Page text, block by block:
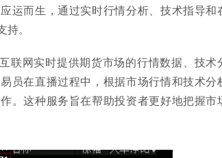
运而生，通过实时行情分析、技术指导和
。
联网实时提供期货市场的行情数据、技术
员在直播过程中，根据市场行情和技术分
。这种服务旨在帮助投资者更好地把握市